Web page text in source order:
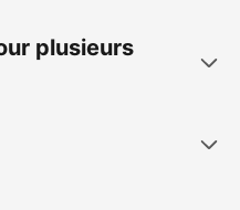
plusieurs